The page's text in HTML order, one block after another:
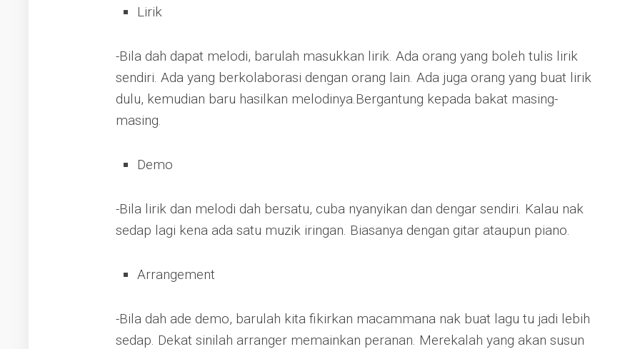
Lirik
-Bila dah dapat melodi, barulah masukkan lirik. Ada orang yang boleh tulis lirik
sendiri. Ada yang berkolaborasi dengan orang lain. Ada juga orang yang buat lirik
dulu, kemudian baru hasilkan melodinya.Bergantung kepada bakat masing-
masing.
Demo
-Bila lirik dan melodi dah bersatu, cuba nyanyikan dan dengar sendiri. Kalau nak
sedap lagi kena ada satu muzik iringan. Biasanya dengan gitar ataupun piano.
Arrangement
-Bila dah ade demo, barulah kita fikirkan macammana nak buat lagu tu jadi lebih
sedap. Dekat sinilah arranger memainkan peranan. Merekalah yang akan susun